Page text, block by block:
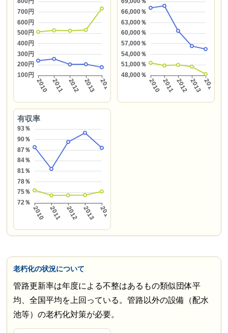
有収率
老朽化の状況について
管路更新率は年度による不整はあるもの類似団体平
均、全国平均を上回っている。管路以外の設備（配水
池等）の老朽化対策が必要。